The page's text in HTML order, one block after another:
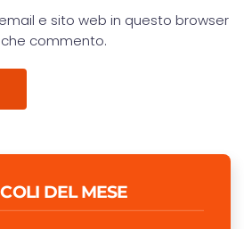
e sito web in questo browser
commento.
DEL MESE